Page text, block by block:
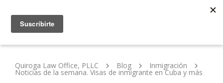
Quiroga Law Office, PLLC Blog Inmigración
Noticias de la semana. Visas de inmigrante en Cuba y más